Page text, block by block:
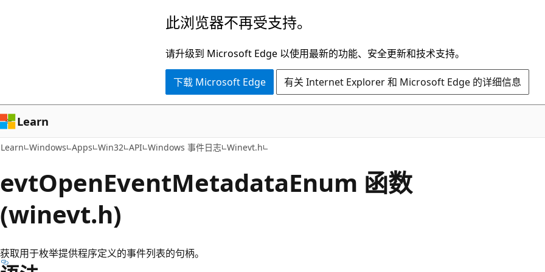
容
此浏览器不再受支持。
请升级到 Microsoft Edge 以使用最新的功能、安全更新和技术支持。
下载 Microsoft Edge 有关 Internet Explorer 和 Microsoft Edge 的详细信息
Learn
Learn Windows Apps Win32 API Windows 事件日志 Winevt.h
evtOpenEventMetadataEnum 函数
(winevt.h)
获取用于枚举提供程序定义的事件列表的句柄。